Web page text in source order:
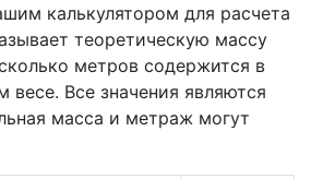
калькулятором для расчета
теоретическую массу
метров содержится в
весе. Все значения являются
масса и метраж могут